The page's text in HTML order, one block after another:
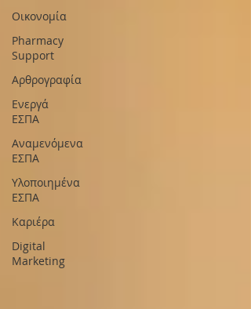
Οικονομία
Pharmacy
Support
Αρθρογραφία
Ενεργά
ΕΣΠΑ
Αναμενόμενα
ΕΣΠΑ
Υλοποιημένα
ΕΣΠΑ
Καριέρα
Digital
Marketing